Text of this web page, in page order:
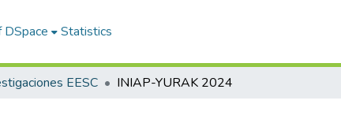
Statistics
EESC INIAP-YURAK 2024